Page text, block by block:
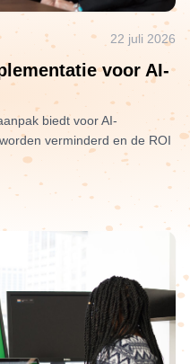
22 juli 2026
voor AI-
biedt voor AI-
verminderd en de ROI